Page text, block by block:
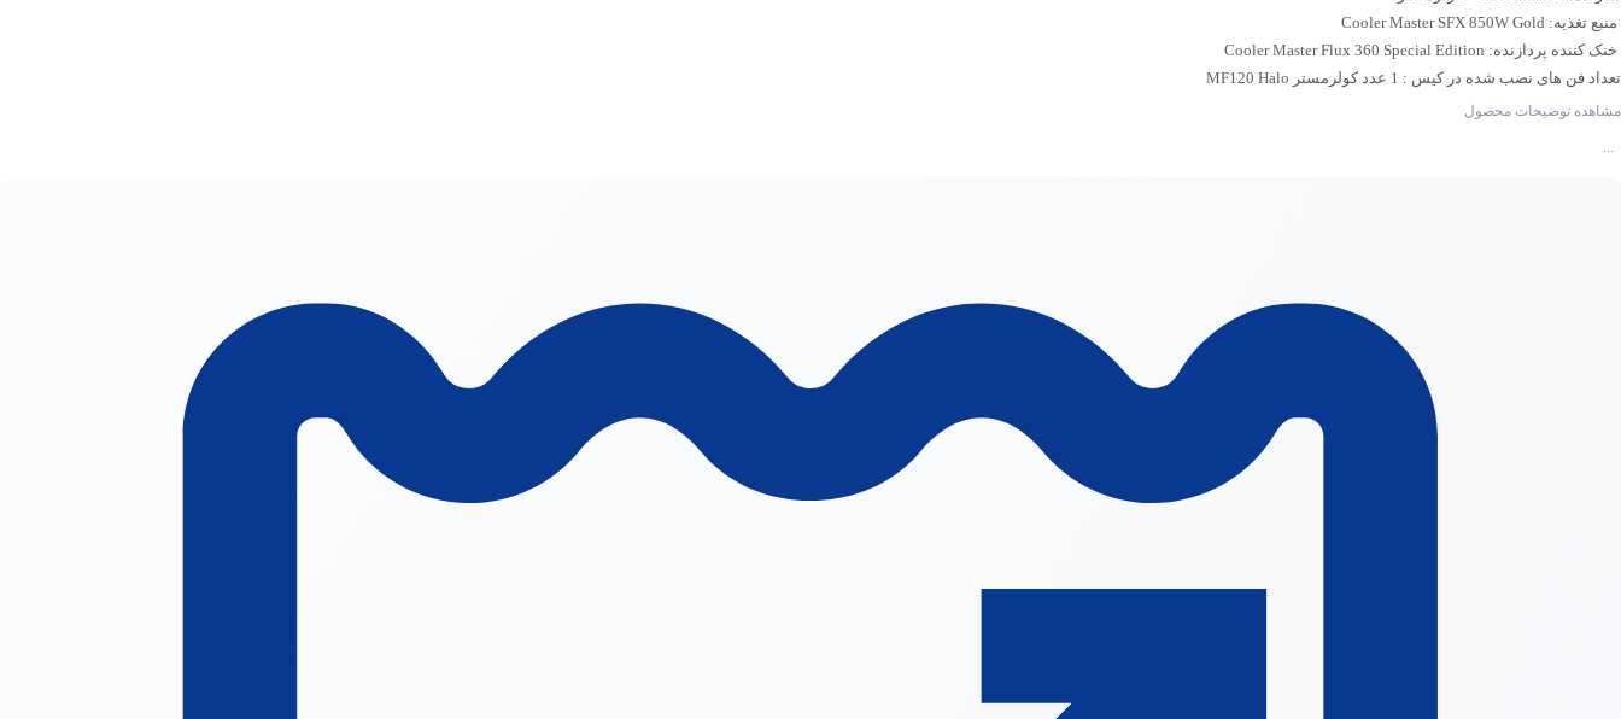
منبع تغذیه: Cooler Master SFX 850W Gold
خنک کننده پردازنده: Cooler Master Flux 360 Special Edition
تعداد فن های نصب شده در کیس : 1 عدد کولرمستر MF120 Halo
حداکثر طول کارت گرافیک : 304 میلی‌متر
مشاهده توضیحات محصول